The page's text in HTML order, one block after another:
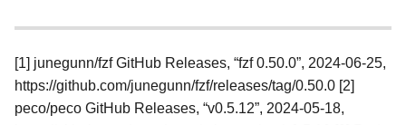
[1] junegunn/fzf GitHub Releases, “fzf 0.50.0”, 2024-06-25,
https://github.com/junegunn/fzf/releases/tag/0.50.0 [2]
peco/peco GitHub Releases, “v0.5.12”, 2024-05-18,